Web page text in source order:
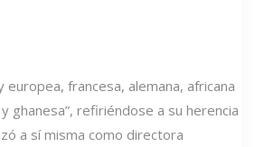
europea, francesa, alemana, africana
ghanesa”, refiriéndose a su herencia
a sí misma como directora